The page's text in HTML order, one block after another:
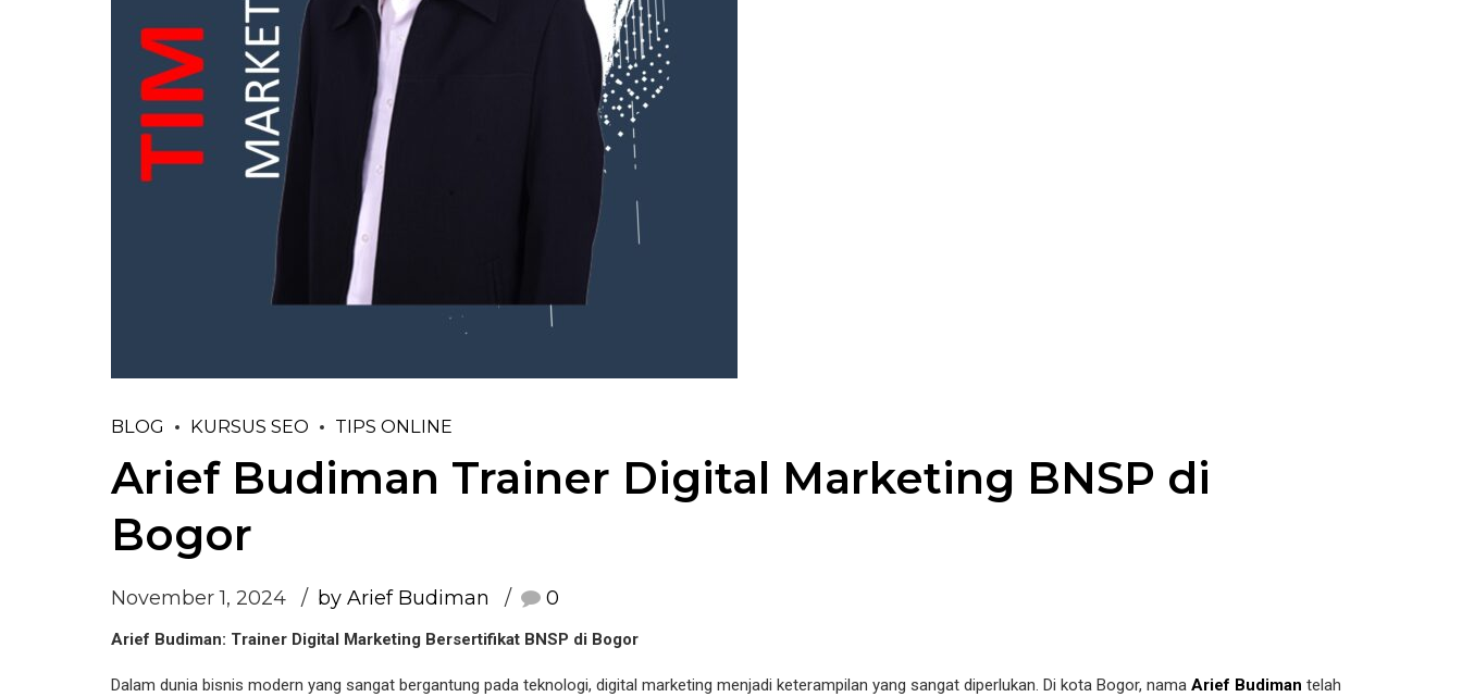
BLOG KURSUS SEO TIPS ONLINE
Arief Budiman Trainer Digital Marketing BNSP di
Bogor
November 1, 2024 by Arief Budiman 0
Arief Budiman: Trainer Digital Marketing Bersertifikat BNSP di Bogor
Dalam dunia bisnis modern yang sangat bergantung pada teknologi, digital marketing menjadi keterampilan yang sangat diperlukan. Di kota Bogor, nama Arief Budiman telah